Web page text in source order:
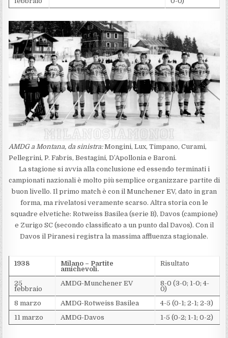
AMDG a Montana, da sinistra:Mongini, Lux, Timpano, Curami,
Pellegrini, P. Fabris, Bestagini, D’Apollonia e Baroni.
La stagione si avvia alla conclusione ed essendo terminati i
campionati nazionali è molto più semplice organizzare partite di
buon livello. Il primo match è con il Munchener EV, dato in gran
forma, ma rivelatosi veramente scarso. Altra storia con le
squadre elvetiche: Rotweiss Basilea (serie B), Davos (campione)
e Zurigo SC (secondo classificato a un punto dal Davos). Con il
Davos il Piranesi registra la massima affluenza stagionale.
1938 Milano – Partite
amichevoli.
Risultato
25
febbraio
AMDG-Munchener EV 8-0 (3-0; 1-0; 4-
0)
8 marzo
AMDG-Rotweiss Basilea
4-5 (0-1; 2-1; 2-3)
11 marzo
AMDG-Davos 1-5 (0-2; 1-1; 0-2)